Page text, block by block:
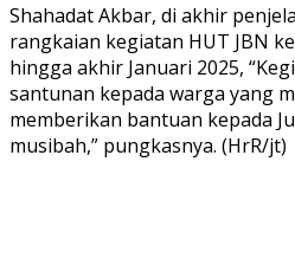
Shahadat Akbar, di akhir
rangkaian kegiatan HUT JBN
hingga akhir Januari 2025,
santunan kepada warga yang
memberikan bantuan kepada
musibah,” pungkasnya. (HrR/jt)